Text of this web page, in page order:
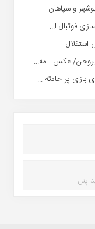
و سپاهان ...
فوتبال ا...
استقلال...
بروجن/ عکس : مه...
بازی پر حادثه ...